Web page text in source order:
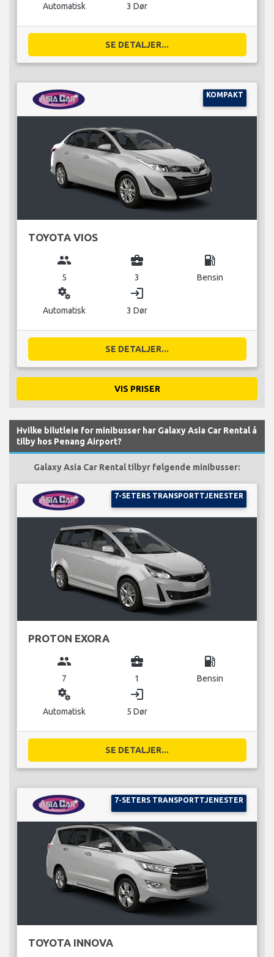
Automatisk 3 Dør
SE DETALJER...
KOMPAKT
TOYOTA VIOS
group
5
business_center
3
local_gas_station
Bensin
miscellaneous_services
Automatisk
login
3 Dør
SE DETALJER...
VIS PRISER
Hvilke bilutleie for minibusser har Galaxy Asia Car Rental å
tilby hos Penang Airport?
Galaxy Asia Car Rental tilbyr følgende minibusser:
7-SETERS TRANSPORTTJENESTER
PROTON EXORA
group
7
business_center
1
local_gas_station
Bensin
miscellaneous_services
Automatisk
login
5 Dør
SE DETALJER...
7-SETERS TRANSPORTTJENESTER
TOYOTA INNOVA